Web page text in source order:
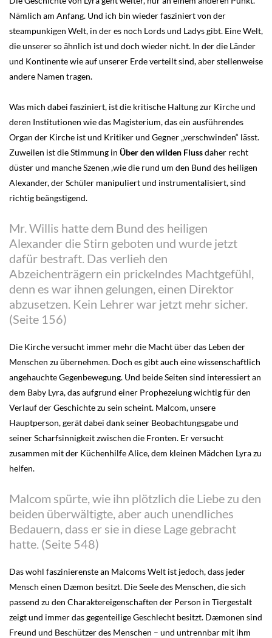
Nämlich am Anfang. Und ich bin wieder fasziniert von der
steampunkigen Welt, in der es noch Lords und Ladys gibt. Eine Welt,
die unserer so ähnlich ist und doch wieder nicht. In der die Länder
und Kontinente wie auf unserer Erde verteilt sind, aber stellenweise
andere Namen tragen.
Was mich dabei fasziniert, ist die kritische Haltung zur Kirche und
deren Institutionen wie das Magisterium, das ein ausführendes
Organ der Kirche ist und Kritiker und Gegner „verschwinden“ lässt.
Zuweilen ist die Stimmung in Über den wilden Flussdaher recht
düster und manche Szenen ,wie die rund um den Bund des heiligen
Alexander, der Schüler manipuliert und instrumentalisiert, sind
richtig beängstigend.
Mr. Willis hatte dem Bund des heiligen
Alexander die Stirn geboten und wurde jetzt
dafür bestraft. Das verlieh den
Abzeichenträgern ein prickelndes Machtgefühl,
denn es war ihnen gelungen, einen Direktor
abzusetzen. Kein Lehrer war jetzt mehr sicher.
(Seite 156)
Die Kirche versucht immer mehr die Macht über das Leben der
Menschen zu übernehmen. Doch es gibt auch eine wissenschaftlich
angehauchte Gegenbewegung. Und beide Seiten sind interessiert an
dem Baby Lyra, das aufgrund einer Prophezeiung wichtig für den
Verlauf der Geschichte zu sein scheint. Malcom, unsere
Hauptperson, gerät dabei dank seiner Beobachtungsgabe und
seiner Scharfsinnigkeit zwischen die Fronten. Er versucht
zusammen mit der Küchenhilfe Alice, dem kleinen Mädchen Lyra zu
helfen.
Malcom spürte, wie ihn plötzlich die Liebe zu den
beiden überwältigte, aber auch unendliches
Bedauern, dass er sie in diese Lage gebracht
hatte. (Seite 548)
Das wohl faszinierenste an Malcoms Welt ist jedoch, dass jeder
Mensch einen Dæmon besitzt. Die Seele des Menschen, die sich
passend zu den Charaktereigenschaften der Person in Tiergestalt
zeigt und immer das gegenteilige Geschlecht besitzt. Dæmonen sind
Freund und Beschützer des Menschen – und untrennbar mit ihm